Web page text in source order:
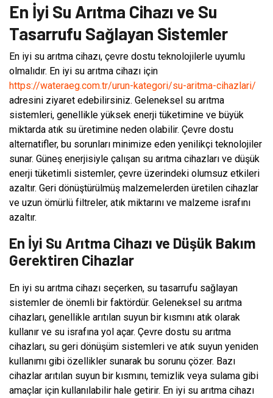
En İyi Su Arıtma Cihazı ve Su
Tasarrufu Sağlayan Sistemler
En iyi su arıtma cihazı, çevre dostu teknolojilerle uyumlu
olmalıdır. En iyi su arıtma cihazı için
https://wateraeg.com.tr/urun-kategori/su-aritma-cihazlari/
adresini ziyaret edebilirsiniz. Geleneksel su arıtma
sistemleri, genellikle yüksek enerji tüketimine ve büyük
miktarda atık su üretimine neden olabilir. Çevre dostu
alternatifler, bu sorunları minimize eden yenilikçi teknolojiler
sunar. Güneş enerjisiyle çalışan su arıtma cihazları ve düşük
enerji tüketimli sistemler, çevre üzerindeki olumsuz etkileri
azaltır. Geri dönüştürülmüş malzemelerden üretilen cihazlar
ve uzun ömürlü filtreler, atık miktarını ve malzeme israfını
azaltır.
En İyi Su Arıtma Cihazı ve Düşük Bakım
Gerektiren Cihazlar
En iyi su arıtma cihazı seçerken, su tasarrufu sağlayan
sistemler de önemli bir faktördür. Geleneksel su arıtma
cihazları, genellikle arıtılan suyun bir kısmını atık olarak
kullanır ve su israfına yol açar. Çevre dostu su arıtma
cihazları, su geri dönüşüm sistemleri ve atık suyun yeniden
kullanımı gibi özellikler sunarak bu sorunu çözer. Bazı
cihazlar arıtılan suyun bir kısmını, temizlik veya sulama gibi
amaçlar için kullanılabilir hale getirir. En iyi su arıtma cihazı